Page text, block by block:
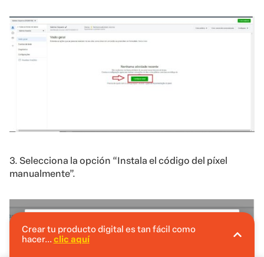
3. Selecciona la opción “Instala el código del píxel
manualmente”.
En Hotmart puedes crear tu producto digital
Crear tu producto digital es tan fácil como
hacer... clic aquí